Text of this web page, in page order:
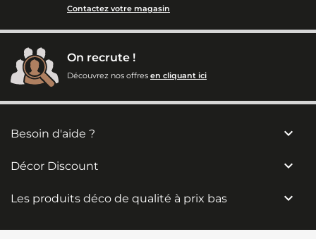
Contactez votre magasin
On recrute !
Découvrez nos offres en cliquant ici
Besoin d'aide ? 
Décor Discount 
Les produits déco de qualité à prix bas 